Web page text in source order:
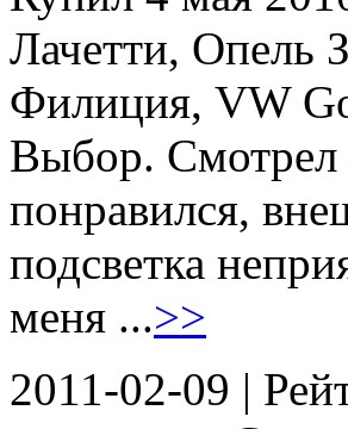
Лачетти, Опель
Филиция, VW
Выбор. Смотрел
понравился,
подсветка
меня ...>>
2011-02-09 |